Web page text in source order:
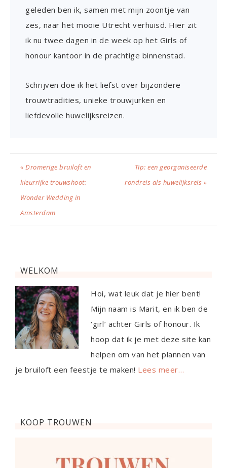
geleden ben ik, samen met mijn zoontje van
zes, naar het mooie Utrecht verhuisd. Hier zit
ik nu twee dagen in de week op het Girls of
honour kantoor in de prachtige binnenstad.
Schrijven doe ik het liefst over bijzondere
trouwtradities, unieke trouwjurken en
liefdevolle huwelijksreizen.
« Dromerige bruiloft en
kleurrijke trouwshoot:
Wonder Wedding in
Amsterdam
Tip: een georganiseerde
rondreis als huwelijksreis »
WELKOM
Hoi, wat leuk dat je hier bent!
Mijn naam is Marit, en ik ben de
‘girl’ achter Girls of honour. Ik
hoop dat ik je met deze site kan
helpen om van het plannen van
je bruiloft een feestje te maken! Lees meer…
KOOP TROUWEN